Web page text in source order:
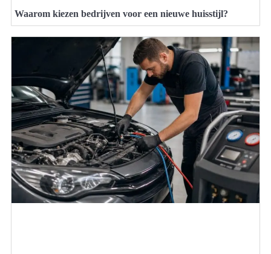
Waarom kiezen bedrijven voor een nieuwe huisstijl?